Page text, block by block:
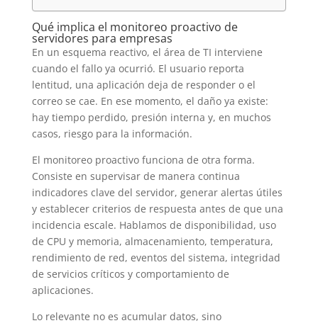
Qué implica el monitoreo proactivo de
servidores para empresas
En un esquema reactivo, el área de TI interviene
cuando el fallo ya ocurrió. El usuario reporta
lentitud, una aplicación deja de responder o el
correo se cae. En ese momento, el daño ya existe:
hay tiempo perdido, presión interna y, en muchos
casos, riesgo para la información.
El monitoreo proactivo funciona de otra forma.
Consiste en supervisar de manera continua
indicadores clave del servidor, generar alertas útiles
y establecer criterios de respuesta antes de que una
incidencia escale. Hablamos de disponibilidad, uso
de CPU y memoria, almacenamiento, temperatura,
rendimiento de red, eventos del sistema, integridad
de servicios críticos y comportamiento de
aplicaciones.
Lo relevante no es acumular datos, sino